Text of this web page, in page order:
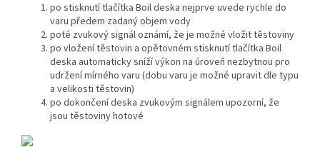
po stisknutí tlačítka Boil deska nejprve uvede rychle do
varu předem zadaný objem vody
poté zvukový signál oznámí, že je možné vložit těstoviny
po vložení těstovin a opětovném stisknutí tlačítka Boil
deska automaticky sníží výkon na úroveň nezbytnou pro
udržení mírného varu (dobu varu je možné upravit dle typu
a velikosti těstovin)
po dokončení deska zvukovým signálem upozorní, že
jsou těstoviny hotové